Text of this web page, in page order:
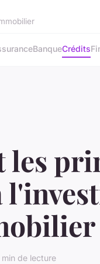
BanqueCrédits
les
de lecture